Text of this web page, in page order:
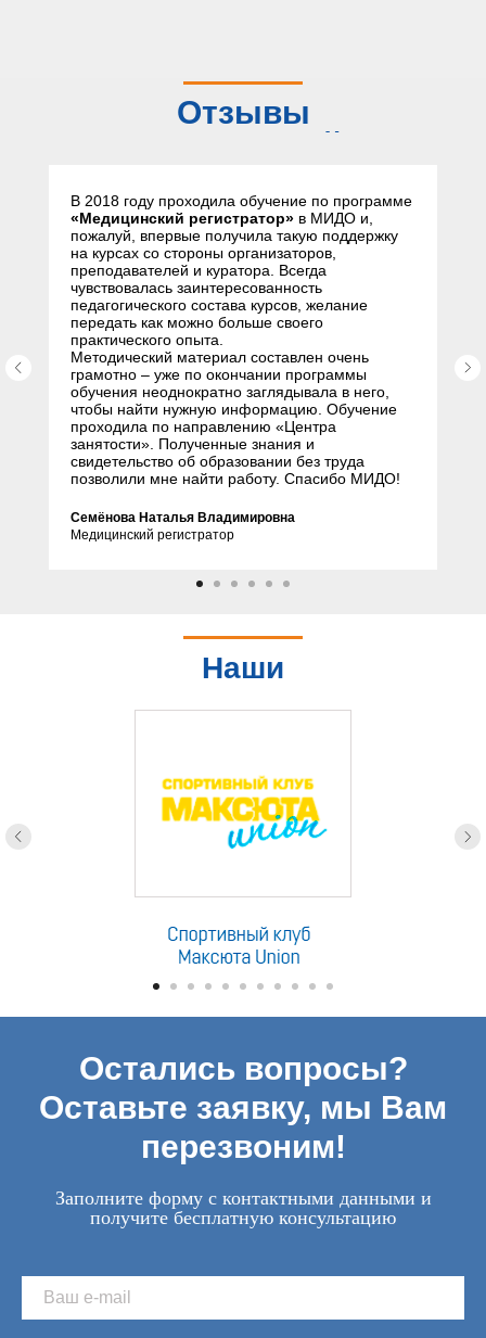
Отзывы
слушателей
В 2018 году проходила обучение по программе
«Медицинский регистратор» в МИДО и,
пожалуй, впервые получила такую поддержку
на курсах со стороны организаторов,
преподавателей и куратора. Всегда
чувствовалась заинтересованность
педагогического состава курсов, желание
передать как можно больше своего
практического опыта.
Методический материал составлен очень
грамотно – уже по окончании программы
обучения неоднократно заглядывала в него,
чтобы найти нужную информацию. Обучение
проходила по направлению «Центра
занятости». Полученные знания и
свидетельство об образовании без труда
позволили мне найти работу. Спасибо МИДО!
Семёнова Наталья Владимировна
Медицинский регистратор
Наши
Остались вопросы?
Оставьте заявку, мы Вам
перезвоним!
Заполните форму с контактными данными и
получите бесплатную консультацию